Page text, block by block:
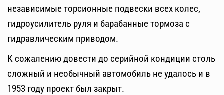
независимые торсионные подвески всех колес,
гидроусилитель руля и барабанные тормоза с
гидравлическим приводом.
К сожалению довести до серийной кондиции столь
сложный и необычный автомобиль не удалось и в
1953 году проект был закрыт.